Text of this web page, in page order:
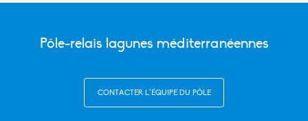
Pôle-relais lagunes méditerranéennes
CONTACTER L’ÉQUIPE DU PÔLE